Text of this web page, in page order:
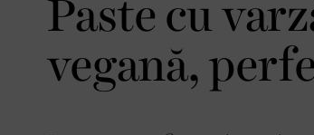
Paste cu
vegană,